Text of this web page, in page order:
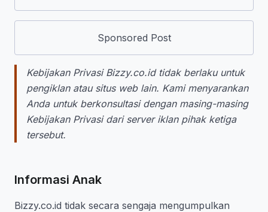
Sponsored Post
Kebijakan Privasi Bizzy.co.id tidak berlaku untuk
pengiklan atau situs web lain. Kami menyarankan
Anda untuk berkonsultasi dengan masing-masing
Kebijakan Privasi dari server iklan pihak ketiga
tersebut.
Informasi Anak
Bizzy.co.id tidak secara sengaja mengumpulkan